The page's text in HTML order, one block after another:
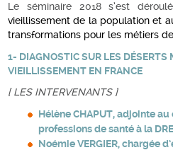
Le séminaire 2018 s’est
vieillissement de la population et
transformations pour les métiers
1- DIAGNOSTIC SUR LES DÉSERTS
VIEILLISSEMENT EN FRANCE
[ LES INTERVENANTS ]
Hélène CHAPUT, adjointe
professions de santé à la
Noémie VERGIER, chargée